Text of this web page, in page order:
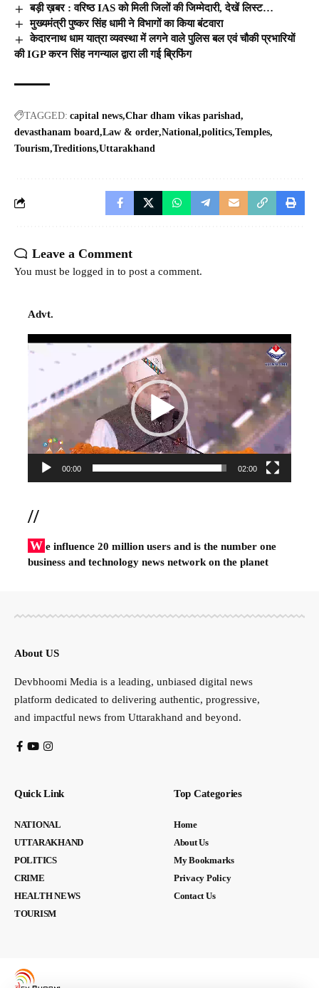
बड़ी ख़बर : वरिष्ठ IAS को मिली जिलों की जिम्मेदारी, देखें लिस्ट…
मुख्यमंत्री पुष्कर सिंह धामी ने विभागों का किया बंटवारा
केदारनाथ धाम यात्रा व्यवस्था में लगने वाले पुलिस बल एवं चौकी प्रभारियों
की IGP करन सिंह नगन्याल द्वारा ली गई ब्रिफिंग
TAGGED: capital news Char dham vikas parishad
devasthanam board Law & order National politics Temples
Tourism Treditions Uttarakhand
Leave a Comment
You must be logged in to post a comment.
Advt.
Video
00:00 02:00
//
W e influence 20 million users and is the number one
business and technology news network on the planet
About US
Devbhoomi Media is a leading, unbiased digital news
platform dedicated to delivering authentic, progressive,
and impactful news from Uttarakhand and beyond.
Quick Link
NATIONAL
UTTARAKHAND
POLITICS
CRIME
HEALTH NEWS
TOURISM
Top Categories
Home
About Us
My Bookmarks
Privacy Policy
Contact Us